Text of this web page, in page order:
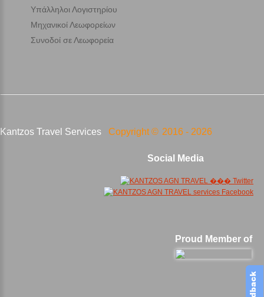
Υπάλληλοι Λογιστηρίου
Μηχανικοί Λεωφορείων
Συνοδοί σε Λεωφορεία
Kantzos Travel Services Copyright © 2016 - 2026
Social Media
Proud Member of